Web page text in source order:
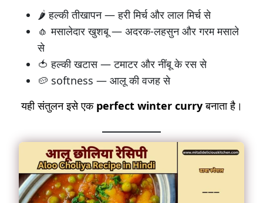
🌶️ हल्की तीखापन — हरी मिर्च और लाल मिर्च से
🧄 मसालेदार खुशबू — अदरक-लहसुन और गरम मसाले
से
🍅 हल्की खटास — टमाटर और नींबू के रस से
🥔 softness — आलू की वजह से
यही संतुलन इसे एक perfect winter curryबनाता है।